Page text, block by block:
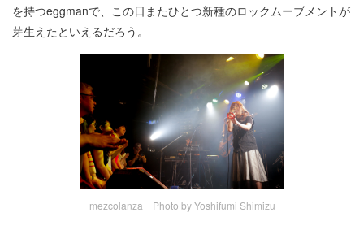
を持つeggmanで、この日またひとつ新種のロックムーブメントが
芽生えたといえるだろう。
mezcolanza Photo by Yoshifumi Shimizu